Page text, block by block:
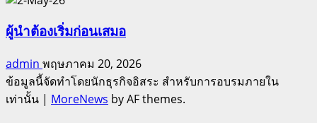
ผู้นำต้องเริ่มก่อนเสมอ
admin พฤษภาคม 20, 2026
ข้อมูลนี้จัดทำโดยนักธุรกิจอิสระ สำหรับการอบรมภายใน
เท่านั้น | MoreNews by AF themes.